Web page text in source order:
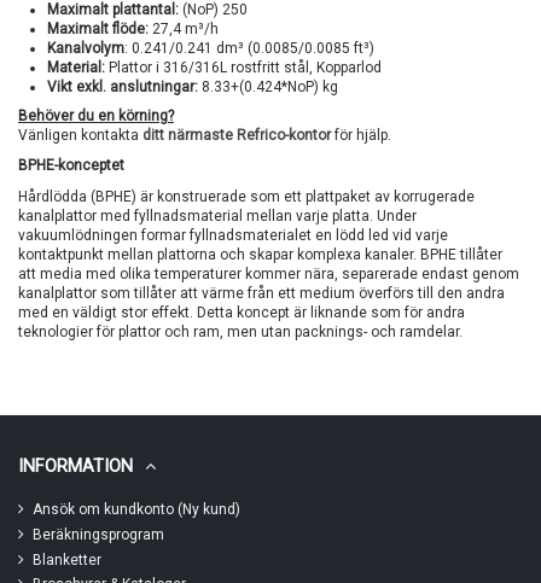
Maximalt plattantal: (NoP) 250
Maximalt flöde: 27,4 m³/h
Kanalvolym: 0.241/0.241 dm³ (0.0085/0.0085 ft³)
Material: Plattor i 316/316L rostfritt stål, Kopparlod
Vikt exkl. anslutningar: 8.33+(0.424*NoP) kg
Behöver du en körning?
Vänligen kontakta ditt närmaste Refrico-kontorför hjälp.
BPHE-konceptet
Hårdlödda (BPHE) är konstruerade som ett plattpaket av korrugerade
kanalplattor med fyllnadsmaterial mellan varje platta. Under
vakuumlödningen formar fyllnadsmaterialet en lödd led vid varje
kontaktpunkt mellan plattorna och skapar komplexa kanaler. BPHE tillåter
att media med olika temperaturer kommer nära, separerade endast genom
kanalplattor som tillåter att värme från ett medium överförs till den andra
med en väldigt stor effekt. Detta koncept är liknande som för andra
teknologier för plattor och ram, men utan packnings- och ramdelar.
INFORMATION
Ansök om kundkonto (Ny kund)
Beräkningsprogram
Blanketter